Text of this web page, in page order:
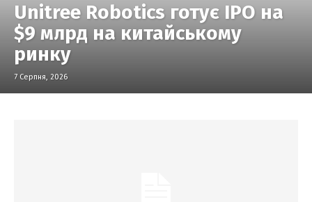
Unitree Robotics готує IPO на
$9 млрд на китайському
ринку
7 Серпня, 2026